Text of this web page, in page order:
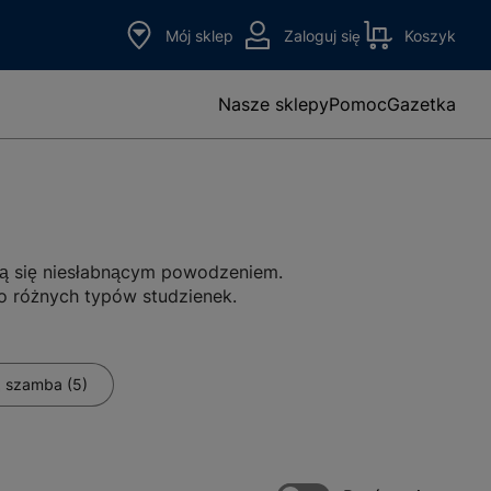
Mój sklep Zaloguj się Koszyk
Nasze sklepyPomocGazetka
niesłabnącym powodzeniem.
różnych typów studzienek.
rodzaju
szamba (5)